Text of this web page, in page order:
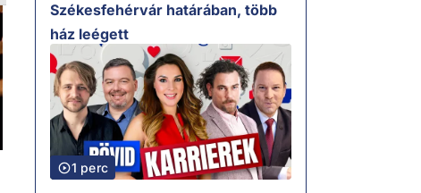
Székesfehérvár határában, több
ház leégett
1 perc